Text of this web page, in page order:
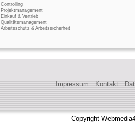
Controlling
Projektmanagement
Einkauf & Vertrieb
Qualitätsmanagement
Arbeitsschutz & Arbeitssicherheit
Impressum Kontakt
Copyright